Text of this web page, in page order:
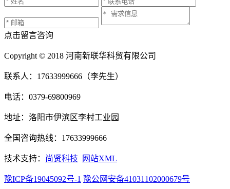
点击留言咨询
Copyright © 2018 河南新联华科贸有限公司
联系人：17633999666（李先生）
电话：0379-69800969
地址：洛阳市伊滨区李村工业园
全国咨询热线：17633999666
技术支持： 尚贤科技 网站XML
豫ICP备19045092号-1 豫公网安备41031102000679号